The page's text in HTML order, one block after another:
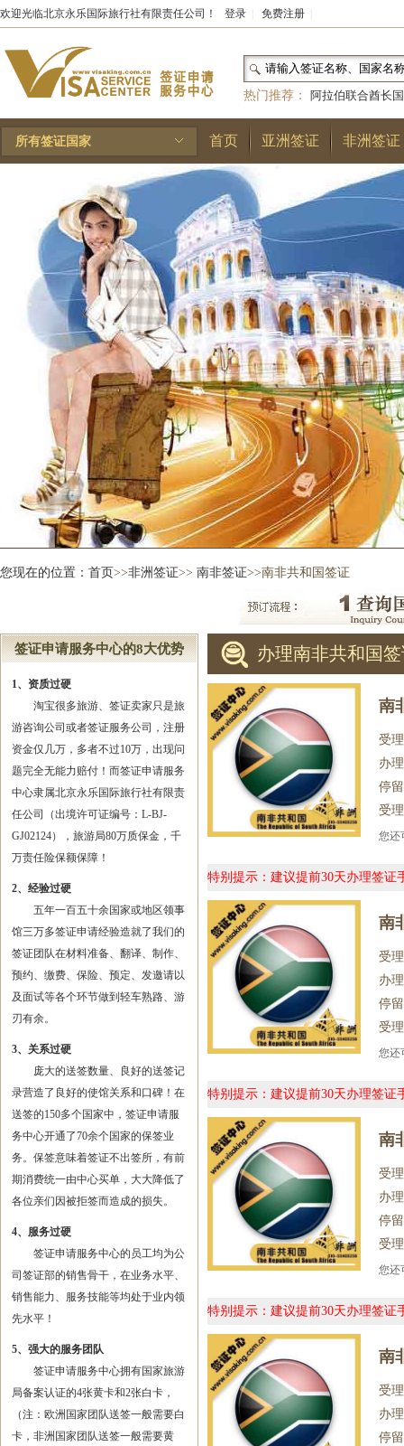
欢迎光临北京永乐国际旅行社有限责任公司！ 登录 免费注册
热门推荐：
阿拉伯联合酋长国
和国|布基纳法索|巴勒斯坦
林王国|安道尔公国|
所有签证国家 首页 亚洲签证 非洲签证
您现在的位置： 首页>>非洲签证>> 南非签证>>南非共和国签证
签证申请服务中心的8大优势
1、资质过硬
淘宝很多旅游、签证卖家只是旅
游咨询公司或者签证服务公司，注册
资金仅几万，多者不过10万，出现问
题完全无能力赔付！而签证申请服务
中心隶属北京永乐国际旅行社有限责
任公司（出境许可证编号：L-BJ-
GJ02124），旅游局80万质保金，千
万责任险保额保障！
2、经验过硬
五年一百五十余国家或地区领事
馆三万多签证申请经验造就了我们的
签证团队在材料准备、翻译、制作、
预约、缴费、保险、预定、发邀请以
及面试等各个环节做到轻车熟路、游
刃有余。
3、关系过硬
庞大的送签数量、良好的送签记
录营造了良好的使馆关系和口碑！在
送签的150多个国家中，签证申请服
务中心开通了70余个国家的保签业
务。保签意味着签证不出签所，有前
期消费统一由中心买单，大大降低了
各位亲们因被拒签而造成的损失。
4、服务过硬
签证申请服务中心的员工均为公
司签证部的销售骨干，在业务水平、
销售能力、服务技能等均处于业内领
先水平！
5、强大的服务团队
签证申请服务中心拥有国家旅游
局备案认证的4张黄卡和2张白卡，
（注：欧洲国家团队送签一般需要白
卡，非洲国家团队送签一般需要黄
办理南非共和国
南
受
办
停
受
您
特别提示：建议提前30天办理签
南
受
办
停
受
您
特别提示：建议提前30天办理签
南
受
办
停
受
您
特别提示：建议提前30天办理签
南
受
办
停